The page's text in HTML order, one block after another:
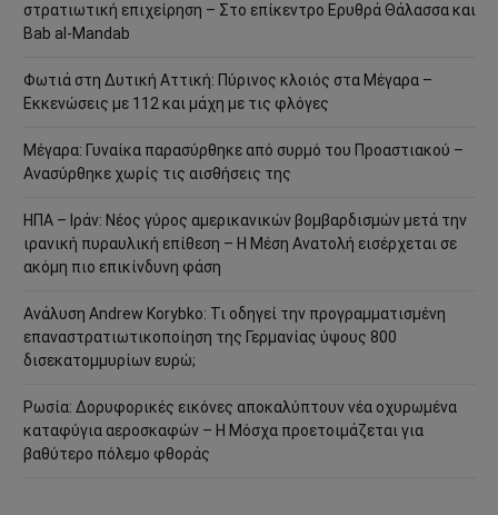
στρατιωτική επιχείρηση – Στο επίκεντρο Ερυθρά Θάλασσα και
Bab al-Mandab
Φωτιά στη Δυτική Αττική: Πύρινος κλοιός στα Μέγαρα –
Εκκενώσεις με 112 και μάχη με τις φλόγες
Μέγαρα: Γυναίκα παρασύρθηκε από συρμό του Προαστιακού –
Ανασύρθηκε χωρίς τις αισθήσεις της
ΗΠΑ – Ιράν: Νέος γύρος αμερικανικών βομβαρδισμών μετά την
ιρανική πυραυλική επίθεση – Η Μέση Ανατολή εισέρχεται σε
ακόμη πιο επικίνδυνη φάση
Ανάλυση Andrew Korybko: Τι οδηγεί την προγραμματισμένη
επαναστρατιωτικοποίηση της Γερμανίας ύψους 800
δισεκατομμυρίων ευρώ;
Ρωσία: Δορυφορικές εικόνες αποκαλύπτουν νέα οχυρωμένα
καταφύγια αεροσκαφών – Η Μόσχα προετοιμάζεται για
βαθύτερο πόλεμο φθοράς